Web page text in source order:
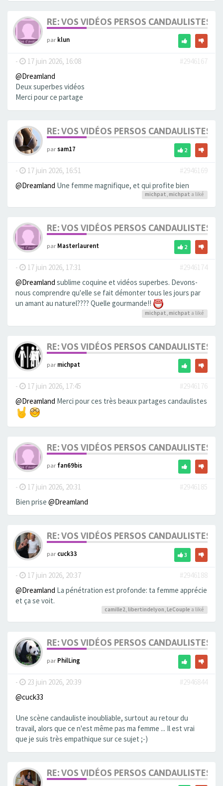
RE: VOS VIDÉOS PERSOS CANDAULISTES
parklun
- 17 juin 2026, 16:08
#2946167
@Dreamland
Deux superbes vidéos
Merci pour ce partage
RE: VOS VIDÉOS PERSOS CANDAULISTES
parsam17 2
- 17 juin 2026, 16:51
#2946169
@Dreamland Une femme magnifique, et qui profite bien
michpat, michpat a liké
RE: VOS VIDÉOS PERSOS CANDAULISTES
parMasterlaurent 2
- 17 juin 2026, 17:31
#2946174
@Dreamland sublime coquine et vidéos superbes. Devons-
nous comprendre qu'elle se fait démonter tous les jours par
un amant au naturel???? Quelle gourmande!!
michpat, michpat a liké
RE: VOS VIDÉOS PERSOS CANDAULISTES
parmichpat
- 17 juin 2026, 17:45
#2946176
@Dreamland Merci pour ces très beaux partages candaulistes
RE: VOS VIDÉOS PERSOS CANDAULISTES
parfan69bis
- 17 juin 2026, 20:31
#2946185
Bien prise @Dreamland
RE: VOS VIDÉOS PERSOS CANDAULISTES
parcuck33 3
- 17 juin 2026, 20:37
#2946188
@Dreamland La pénétration est profonde: ta femme apprécie
et ça se voit.
camille2, libertindelyon, LeCouple a liké
RE: VOS VIDÉOS PERSOS CANDAULISTES
parPhilLing
- 23 juin 2026, 20:39
#2946844
@cuck33
Une scène candauliste inoubliable, surtout au retour du
travail, alors que ce n'est même pas ma femme ... Il est vrai
que je suis très empathique sur ce sujet ;-)
RE: VOS VIDÉOS PERSOS CANDAULISTES